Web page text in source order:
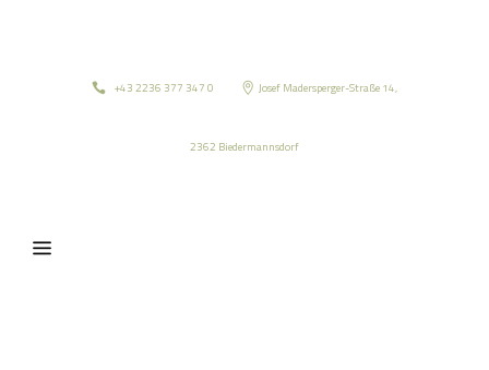
+43 2236 377 347 0 Josef Madersperger-Straße 14,
2362 Biedermannsdorf